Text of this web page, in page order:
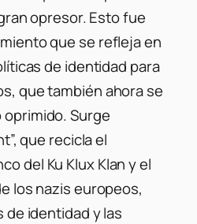
opresor. Esto fue
que se refleja en
de identidad para
que también ahora se
Surge
que recicla el
del Ku Klux Klan y el
los nazis europeos,
de identidad y las